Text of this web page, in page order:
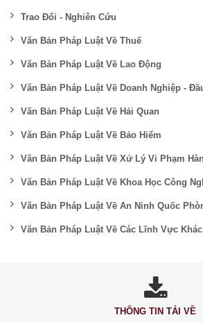
Trao Đổi - Nghiên Cứu
Văn Bản Pháp Luật Về Thuế
Văn Bản Pháp Luật Về Lao Động
Văn Bản Pháp Luật Về Doanh Nghiệp -
Văn Bản Pháp Luật Về Hải Quan
Văn Bản Pháp Luật Về Bảo Hiểm
Văn Bản Pháp Luật Về Xử Lý Vi Phạm
Văn Bản Pháp Luật Về Khoa Học Công
Văn Bản Pháp Luật Về An Ninh Quốc
Văn Bản Pháp Luật Về Các Lĩnh Vực Khác
THÔNG TIN TẢI VỀ